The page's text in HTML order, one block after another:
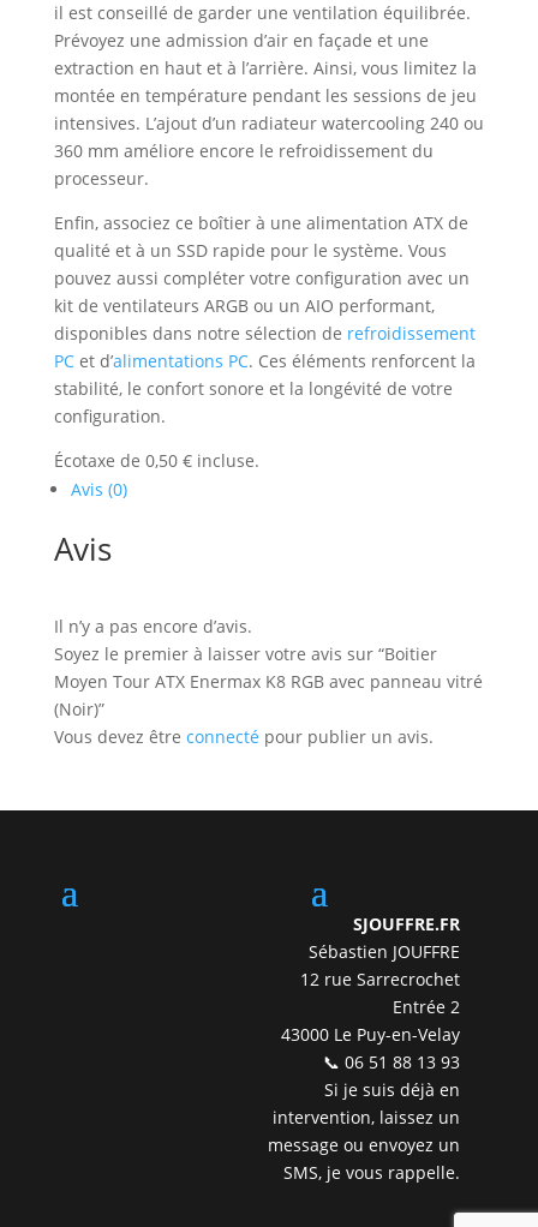
il est conseillé de garder une ventilation équilibrée.
Prévoyez une admission d’air en façade et une
extraction en haut et à l’arrière. Ainsi, vous limitez la
montée en température pendant les sessions de jeu
intensives. L’ajout d’un radiateur watercooling 240 ou
360 mm améliore encore le refroidissement du
processeur.
Enfin, associez ce boîtier à une alimentation ATX de
qualité et à un SSD rapide pour le système. Vous
pouvez aussi compléter votre configuration avec un
kit de ventilateurs ARGB ou un AIO performant,
disponibles dans notre sélection de refroidissement
PCet d’alimentations PC. Ces éléments renforcent la
stabilité, le confort sonore et la longévité de votre
configuration.
Écotaxe de 0,50 € incluse.
Avis (0)
Avis
Il n’y a pas encore d’avis.
Soyez le premier à laisser votre avis sur “Boitier
Moyen Tour ATX Enermax K8 RGB avec panneau vitré
(Noir)”
Vous devez être connecté pour publier un avis.
SJOUFFRE.FR
Sébastien JOUFFRE
12 rue Sarrecrochet
Entrée 2
43000 Le Puy-en-Velay
📞 06 51 88 13 93
Si je suis déjà en
intervention, laissez un
message ou envoyez un
SMS, je vous rappelle.